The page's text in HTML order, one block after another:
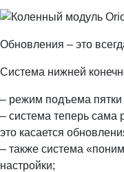
Обновления – это
Система нижней
– режим подъема пятки
– система теперь сама
это касается
– также система
настройки;